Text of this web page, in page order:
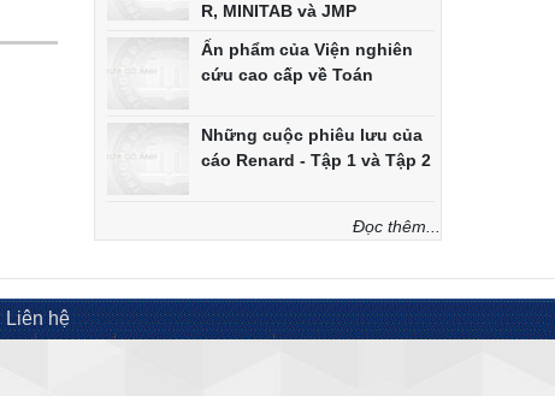
R, MINITAB và JMP
Ấn phẩm của Viện nghiên
cứu cao cấp về Toán
Những cuộc phiêu lưu của
cáo Renard - Tập 1 và Tập 2
Đọc thêm...
Liên hệ